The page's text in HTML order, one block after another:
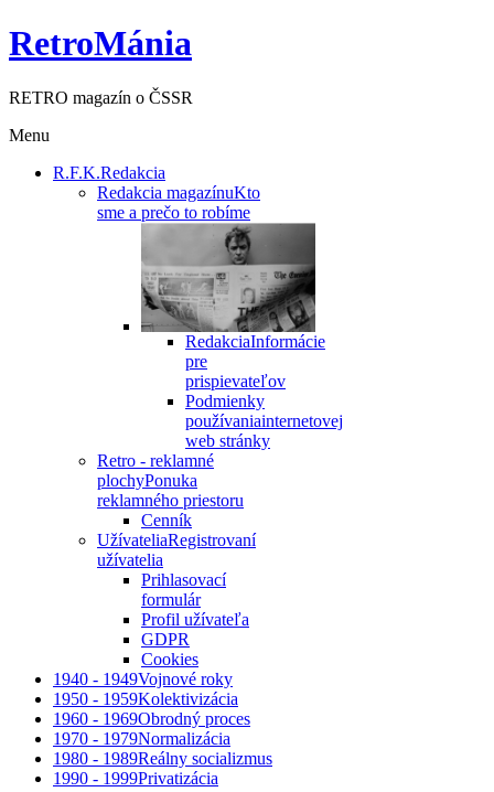
RetroMánia
RETRO magazín o ČSSR
Menu
R.F.K.Redakcia
Redakcia magazínuKto
sme a prečo to robíme
RedakciaInformácie
pre
prispievateľov
Podmienky
používaniainternetovej
web stránky
Retro - reklamné
plochyPonuka
reklamného priestoru
Cenník
UžívateliaRegistrovaní
užívatelia
Prihlasovací
formulár
Profil užívateľa
GDPR
Cookies
1940 - 1949Vojnové roky
1950 - 1959Kolektivizácia
1960 - 1969Obrodný proces
1970 - 1979Normalizácia
1980 - 1989Reálny socializmus
1990 - 1999Privatizácia